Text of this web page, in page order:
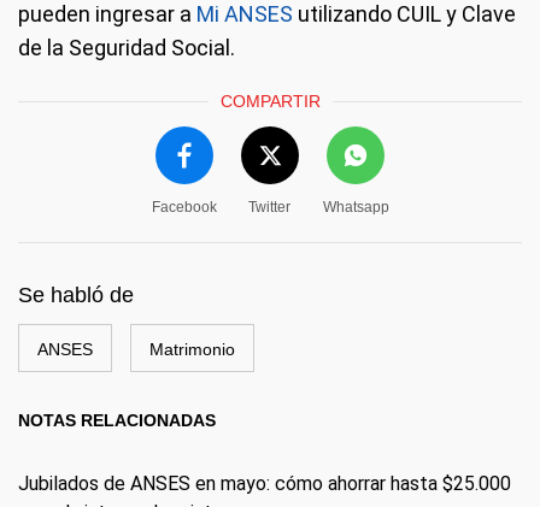
pueden ingresar a Mi ANSES utilizando CUIL y Clave
de la Seguridad Social.
COMPARTIR
Facebook Twitter Whatsapp
Se habló de
ANSES Matrimonio
NOTAS RELACIONADAS
Jubilados de ANSES en mayo: cómo ahorrar hasta $25.000